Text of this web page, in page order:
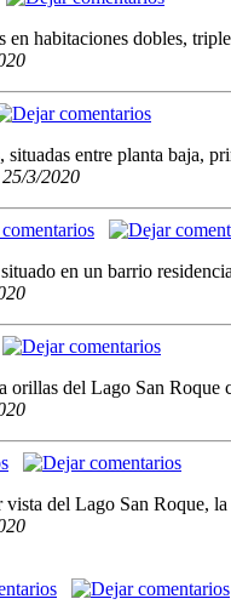
en habitaciones dobles,
entre planta baja,
3/2020
en un barrio
orillas del Lago San Roque
del Lago San Roque,